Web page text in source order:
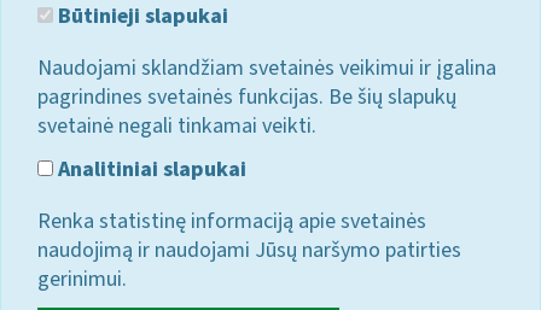
Būtinieji slapukai
Naudojami sklandžiam svetainės veikimui ir įgalina
pagrindines svetainės funkcijas. Be šių slapukų
svetainė negali tinkamai veikti.
Analitiniai slapukai
Renka statistinę informaciją apie svetainės
naudojimą ir naudojami Jūsų naršymo patirties
gerinimui.